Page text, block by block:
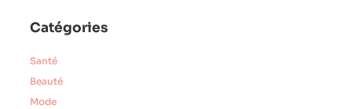
Catégories
Santé
Beauté
Mode